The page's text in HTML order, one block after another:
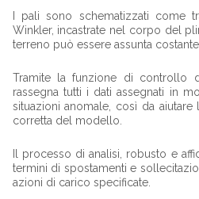
I pali sono schematizzati come
Winkler, incastrate nel corpo del
terreno può essere assunta
Tramite la funzione di controllo
rassegna tutti i dati assegnati in
situazioni anomale, così da aiutare
corretta del modello.
Il processo di analisi, robusto e
termini di spostamenti e
azioni di carico specificate.